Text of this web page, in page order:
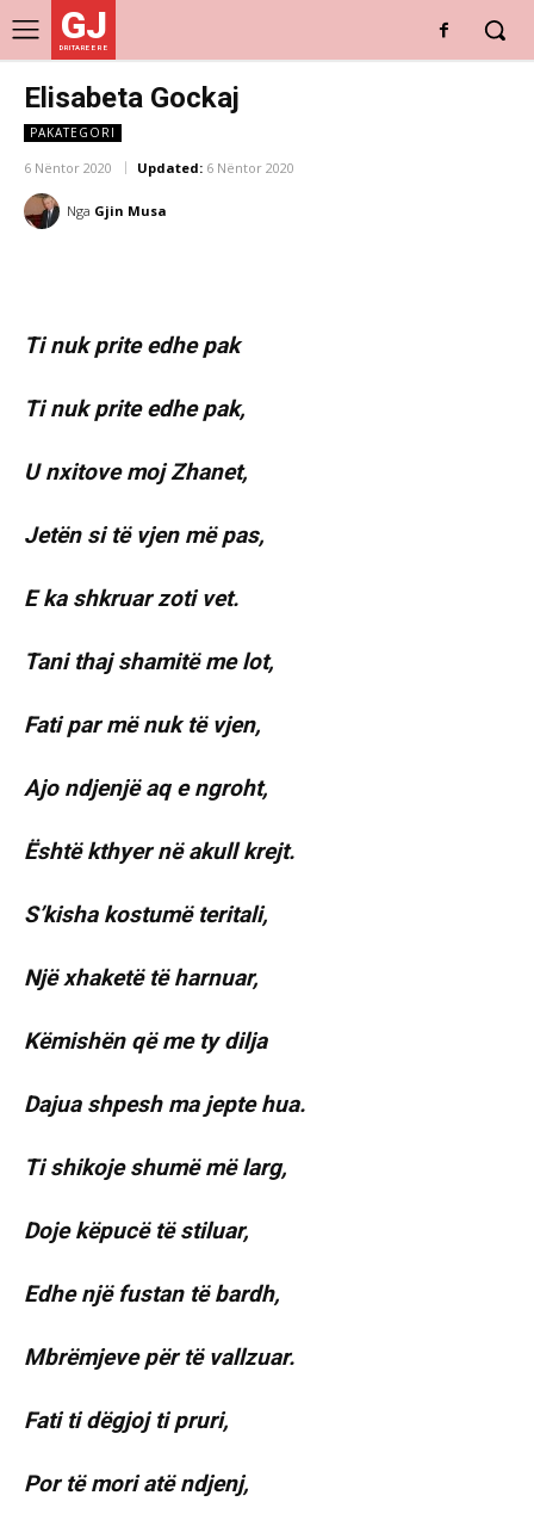
GJ
DRITARE E RE
Elisabeta Gockaj
PAKATEGORI
6 Nëntor 2020 Updated: 6 Nëntor 2020
Nga Gjin Musa
Ti nuk prite edhe pak
Ti nuk prite edhe pak,
U nxitove moj Zhanet,
Jetën si të vjen më pas,
E ka shkruar zoti vet.
Tani thaj shamitë me lot,
Fati par më nuk të vjen,
Ajo ndjenjë aq e ngroht,
Është kthyer në akull krejt.
S’kisha kostumë teritali,
Një xhaketë të harnuar,
Këmishën që me ty dilja
Dajua shpesh ma jepte hua.
Ti shikoje shumë më larg,
Doje këpucë të stiluar,
Edhe një fustan të bardh,
Mbrëmjeve për të vallzuar.
Fati ti dëgjoj ti pruri,
Por të mori atë ndjenj,